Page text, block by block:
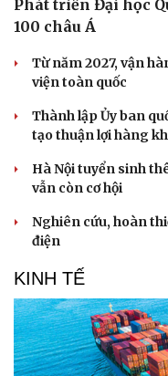
Phát triển Đại học
100 châu Á
Từ năm 2027, vận
viện toàn quốc
Thành lập Ủy ban
tạo thuận lợi hàng
Hà Nội tuyển sinh
vẫn còn cơ hội
Nghiên cứu, hoàn
điện
KINH TẾ